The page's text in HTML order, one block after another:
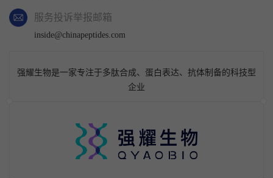
服务投诉举报邮箱
inside@chinapeptides.com
强耀生物是一家专注于多肽合成、蛋白表达、抗体制备的科技型
企业